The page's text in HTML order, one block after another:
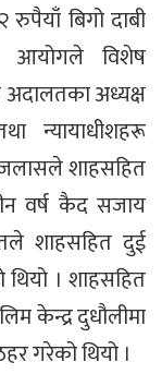
बिगो दाबी
आयोगले विशेष
अदालतका अध्यक्ष
न्यायाधीशहरू
शाहसहित
वर्ष कैद सजाय
शाहसहित दुई
थियो । शाहसहित
केन्द्र दुधौलीमा
गरेको थियो ।